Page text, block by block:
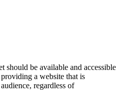
should be available and accessible
a website that is
regardless of